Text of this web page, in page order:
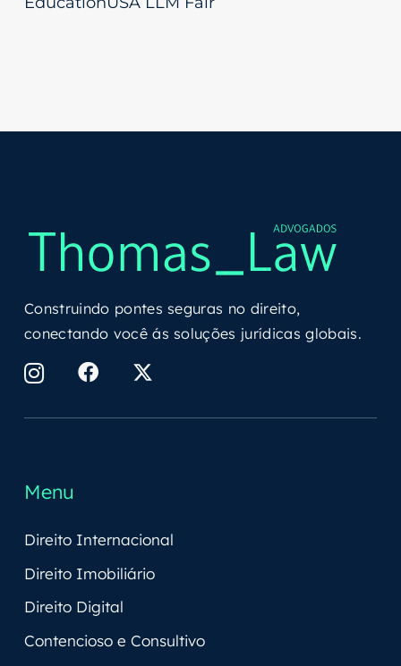
Construindo pontes seguras no direito,
conectando você ás soluções jurídicas globais.
Menu
Direito Internacional
Direito Imobiliário
Direito Digital
Contencioso e Consultivo